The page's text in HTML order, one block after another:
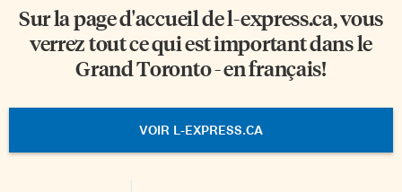
Sur la page d'accueil del-express.ca, vous
verrez tout ce qui est important dans le
Grand Toronto - en français!
VOIR L-EXPRESS.CA